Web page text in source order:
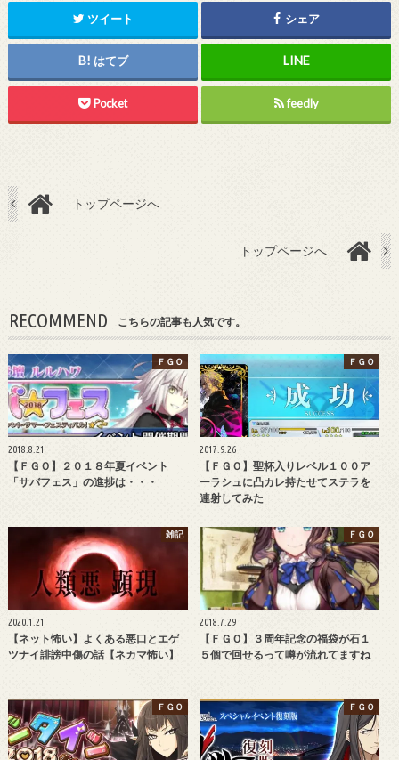
ツイート シェア
はてブ
Pocket feedly
トップページへ
トップページへ
RECOMMEND こちらの記事も人気です。
ＦＧＯ
2018.8.21
【ＦＧＯ】２０１８年夏イベント
「サバフェス」の進捗は・・・
ＦＧＯ
2017.9.26
【ＦＧＯ】聖杯入りレベル１００ア
ーラシュに凸カレ持たせてステラを
連射してみた
雑記
2020.1.21
【ネット怖い】よくある悪口とエゲ
ツナイ誹謗中傷の話【ネカマ怖い】
ＦＧＯ
2018.7.29
【ＦＧＯ】３周年記念の福袋が石１
５個で回せるって噂が流れてますね
ＦＧＯ ＦＧＯ